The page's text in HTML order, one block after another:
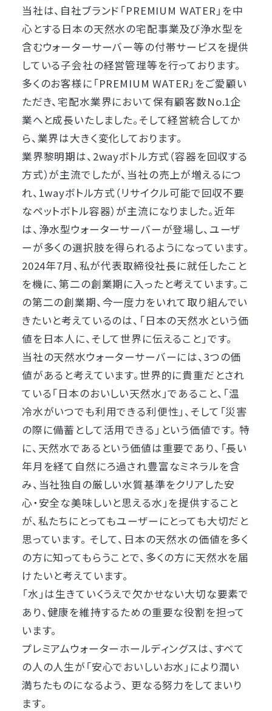
当社は、自社ブランド「PREMIUM WATER」を中
心とする日本の天然水の宅配事業及び浄水型を
含むウォーターサーバー等の付帯サービスを提供
している子会社の経営管理等を行っております。
多くのお客様に「PREMIUM WATER」をご愛顧い
ただき、宅配水業界において保有顧客数No.1企
業へと成長いたしました。そして経営統合してか
ら、業界は大きく変化しております。
業界黎明期は、2wayボトル方式（容器を回収する
方式）が主流でしたが、当社の売上が増えるにつ
れ、1wayボトル方式（リサイクル可能で回収不要
なペットボトル容器）が主流になりました。近年
は、浄水型ウォーターサーバーが登場し、ユーザ
ーが多くの選択肢を得られるようになっています。
2024年7月、私が代表取締役社長に就任したこと
を機に、第二の創業期に入ったと考えています。こ
の第二の創業期、今一度力をいれて取り組んでい
きたいと考えているのは、「日本の天然水という価
値を日本人に、そして世界に伝えること」です。
当社の天然水ウォーターサーバーには、3つの価
値があると考えています。世界的に貴重だとされ
ている「日本のおいしい天然水」であること、「温
冷水がいつでも利用できる利便性」、そして「災害
の際に備蓄として活用できる」という価値です。 特
に、天然水であるという価値は重要であり、「長い
年月を経て自然にろ過され豊富なミネラルを含
み、当社独自の厳しい水質基準をクリアした安
心・安全な美味しいと思える水」を提供すること
が、私たちにとってもユーザーにとっても大切だと
思っています。 そして、日本の天然水の価値を多く
の方に知ってもらうことで、多くの方に天然水を届
けたいと考えています。
「水」は生きていくうえで欠かせない大切な要素で
あり、健康を維持するための重要な役割を担って
います。
プレミアムウォーターホールディングスは、すべて
の人の人生が「安心でおいしいお水」により潤い
満ちたものになるよう、 更なる努力をしてまいり
ます。